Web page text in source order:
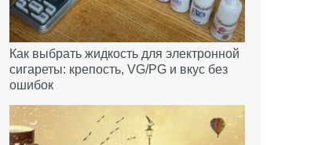
Как выбрать жидкость для электронной
сигареты: крепость, VG/PG и вкус без
ошибок